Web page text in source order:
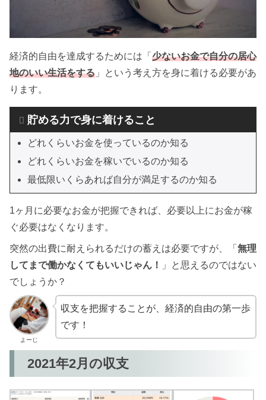
経済的自由を達成するためには「 少ないお金で自分の居心
地のいい生活をする 」という考え方を身に着ける必要があ
ります。
貯める力で身に着けること
どれくらいお金を使っているのか知る
どれくらいお金を稼いでいるのか知る
最低限いくらあれば自分が満足するのか知る
1ヶ月に必要なお金が把握できれば、必要以上にお金が稼
ぐ必要はなくなります。
突然の出費に耐えられるだけの蓄えは必要ですが、「 無理
してまで働かなくてもいいじゃん！
」と思えるのではない
でしょうか？
よーじ
収支を把握することが、経済的自由の第一歩
です！
2021年2月の収支